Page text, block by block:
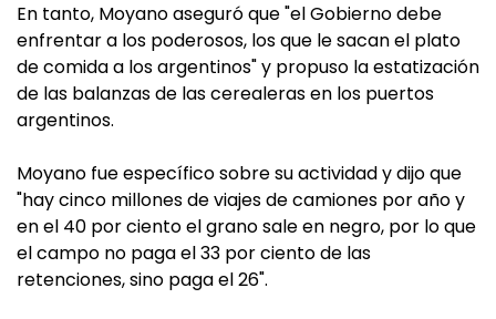
En tanto, Moyano aseguró que "el Gobierno debe
enfrentar a los poderosos, los que le sacan el plato
de comida a los argentinos" y propuso la estatización
de las balanzas de las cerealeras en los puertos
argentinos.
Moyano fue específico sobre su actividad y dijo que
"hay cinco millones de viajes de camiones por año y
en el 40 por ciento el grano sale en negro, por lo que
el campo no paga el 33 por ciento de las
retenciones, sino paga el 26".